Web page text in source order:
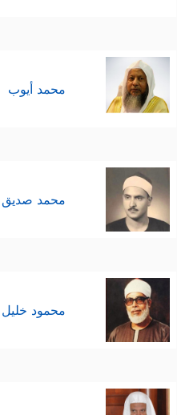
محمد أيوب
محمد صديق
محمود